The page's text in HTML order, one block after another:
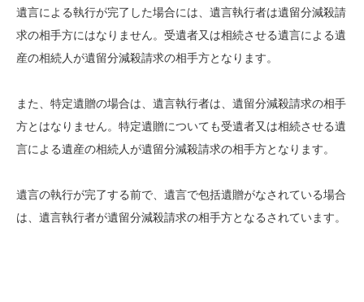
遺言による執行が完了した場合には、遺言執行者は遺留分減殺請
求の相手方にはなりません。受遺者又は相続させる遺言による遺
産の相続人が遺留分減殺請求の相手方となります。
また、特定遺贈の場合は、遺言執行者は、遺留分減殺請求の相手
方とはなりません。特定遺贈についても受遺者又は相続させる遺
言による遺産の相続人が遺留分減殺請求の相手方となります。
遺言の執行が完了する前で、遺言で包括遺贈がなされている場合
は、遺言執行者が遺留分減殺請求の相手方となるされています。